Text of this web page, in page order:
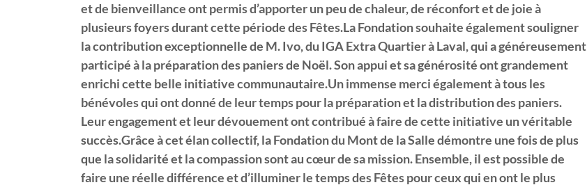
et de bienveillance ont permis d’apporter un peu de chaleur, de réconfort et de joie à
plusieurs foyers durant cette période des Fêtes.La Fondation souhaite également souligner
la contribution exceptionnelle de M. Ivo, du IGA Extra Quartier à Laval, qui a généreusement
participé à la préparation des paniers de Noël. Son appui et sa générosité ont grandement
enrichi cette belle initiative communautaire.Un immense merci également à tous les
bénévoles qui ont donné de leur temps pour la préparation et la distribution des paniers.
Leur engagement et leur dévouement ont contribué à faire de cette initiative un véritable
succès.Grâce à cet élan collectif, la Fondation du Mont de la Salle démontre une fois de plus
que la solidarité et la compassion sont au cœur de sa mission. Ensemble, il est possible de
faire une réelle différence et d’illuminer le temps des Fêtes pour ceux qui en ont le plus